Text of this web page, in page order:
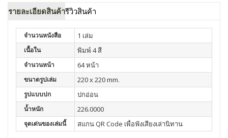
รายละเอียดสินค้ารีวิวสินค้า
จำนวนหนังสือ 1 เล่ม
เนื้อใน พิมพ์ 4 สี
จำนวนหน้า 64 หน้า
ขนาดรูปเล่ม 220 x 220 mm.
รูปแบบปก ปกอ่อน
น้ำหนัก 226.0000
จุดเด่นของเล่มนี้ สแกน QR Code เพื่อฟังเสียงเล่านิทาน